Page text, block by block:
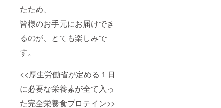
たため、
皆様のお手元にお届けでき
るのが、とても楽しみで
す。
<<厚生労働省が定める１日
に必要な栄養素が全て入っ
た完全栄養食プロテイン>>